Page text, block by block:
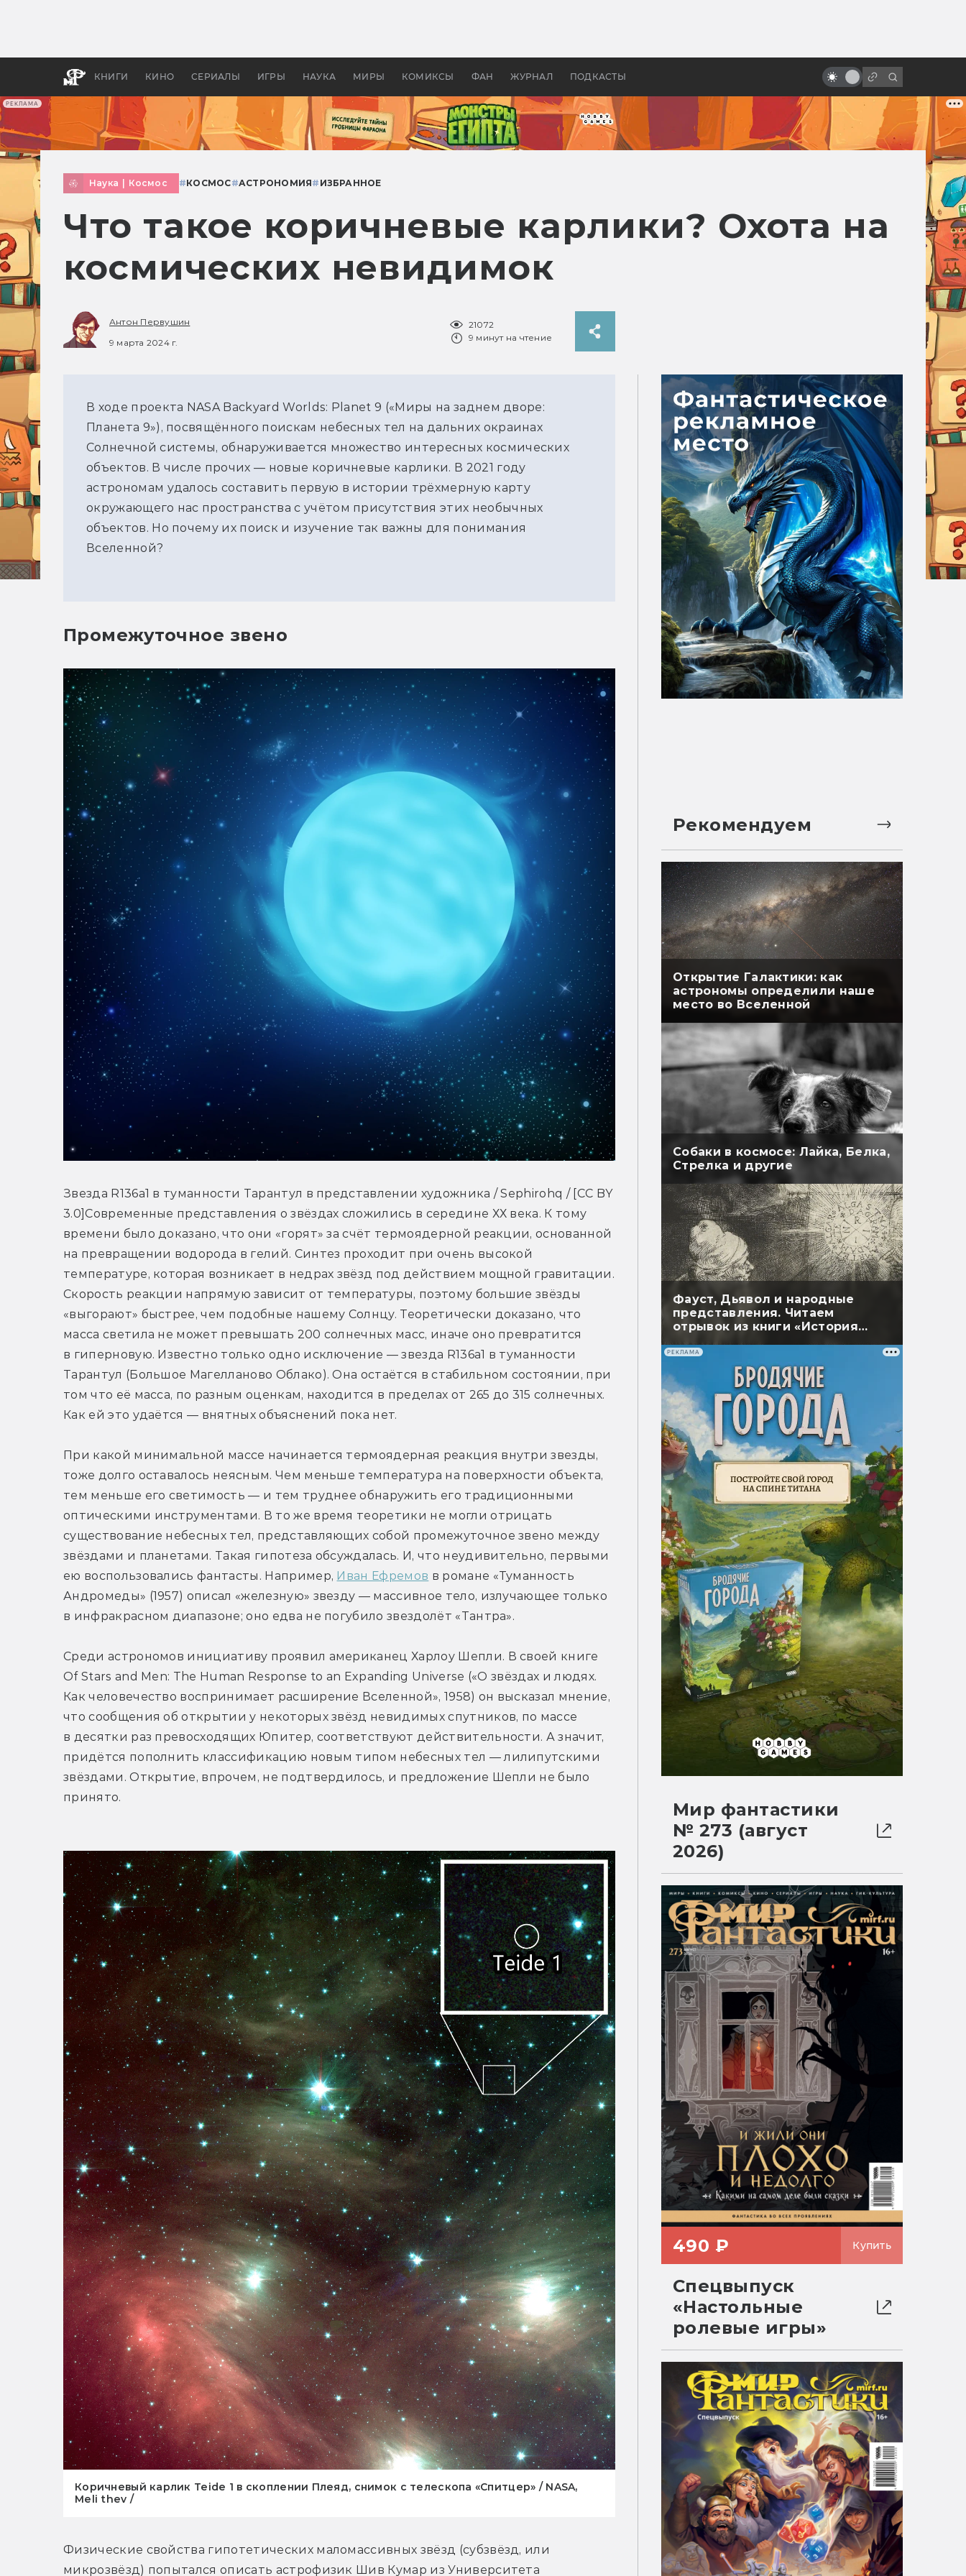
РЕКЛАМА
КНИГИ КИНО СЕРИАЛЫ ИГРЫ НАУКА МИРЫ КОМИКСЫ ФАН ЖУРНАЛ ПОДКАСТЫ
бы «Властелина колец»
Древней Грецией
спустя двадцать лет?
Наука Космос #КОСМОС#АСТРОНОМИЯ# ИЗБРАННОЕ
Что такое коричневые карлики? Охота на
космических невидимок
Антон Первушин
9 марта 2024 г.
21072
9 минут на чтение
В ходе проекта NASA Backyard Worlds: Planet 9 («Миры на заднем дворе:
Планета 9»), посвящённого поискам небесных тел на дальних окраинах
Солнечной системы, обнаруживается множество интересных космических
объектов. В числе прочих — новые коричневые карлики. В 2021 году
астрономам удалось составить первую в истории трёхмерную карту
окружающего нас пространства с учётом присутствия этих необычных
объектов. Но почему их поиск и изучение так важны для понимания
Вселенной?
Промежуточное звено
Звезда R136a1 в туманности Тарантул в представлении художника / Sephirohq / [CC BY
3.0]Современные представления о звёздах сложились в середине ХХ века. К тому
времени было доказано, что они «горят» за счёт термоядерной реакции, основанной
на превращении водорода в гелий. Синтез проходит при очень высокой
температуре, которая возникает в недрах звёзд под действием мощной гравитации.
Скорость реакции напрямую зависит от температуры, поэтому большие звёзды
«выгорают» быстрее, чем подобные нашему Солнцу. Теоретически доказано, что
масса светила не может превышать 200 солнечных масс, иначе оно превратится
в гиперновую. Известно только одно исключение — звезда R136a1 в туманности
Тарантул (Большое Магелланово Облако). Она остаётся в стабильном состоянии, при
том что её масса, по разным оценкам, находится в пределах от 265 до 315 солнечных.
Как ей это удаётся — внятных объяснений пока нет.
При какой минимальной массе начинается термоядерная реакция внутри звезды,
тоже долго оставалось неясным. Чем меньше температура на поверхности объекта,
тем меньше его светимость — и тем труднее обнаружить его традиционными
оптическими инструментами. В то же время теоретики не могли отрицать
существование небесных тел, представляющих собой промежуточное звено между
звёздами и планетами. Такая гипотеза обсуждалась. И, что неудивительно, первыми
ею воспользовались фантасты. Например, Иван Ефремов в романе «Туманность
Андромеды» (1957) описал «железную» звезду — массивное тело, излучающее только
в инфракрасном диапазоне; оно едва не погубило звездолёт «Тантра».
Среди астрономов инициативу проявил американец Харлоу Шепли. В своей книге
Of Stars and Men: The Human Response to an Expanding Universe («О звёздах и людях.
Как человечество воспринимает расширение Вселенной», 1958) он высказал мнение,
что сообщения об открытии у некоторых звёзд невидимых спутников, по массе
в десятки раз превосходящих Юпитер, соответствуют действительности. А значит,
придётся пополнить классификацию новым типом небесных тел — лилипутскими
звёздами. Открытие, впрочем, не подтвердилось, и предложение Шепли не было
принято.
Коричневый карлик Teide 1 в скоплении Плеяд, снимок с телескопа «Спитцер» / NASA,
Meli thev /
Физические свойства гипотетических маломассивных звёзд (субзвёзд, или
микрозвёзд) попытался описать астрофизик Шив Кумар из Университета
Рекомендуем
Открытие Галактики: как
астрономы определили наше
место во Вселенной
Cобаки в космосе: Лайка, Белка,
Стрелка и другие
Фауст, Дьявол и народные
представления. Читаем
отрывок из книги «История
РЕКЛАМА
Мир фантастики
№ 273 (август
2026)
490 ₽ Купить
Спецвыпуск
«Настольные
ролевые игры»